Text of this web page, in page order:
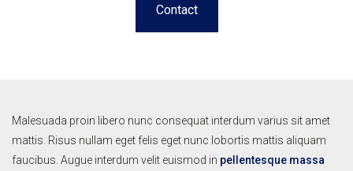
Contact
Malesuada proin libero nunc consequat interdum varius sit amet
mattis. Risus nullam eget felis eget nunc lobortis mattis aliquam
faucibus. Augue interdum velit euismod in pellentesque massa